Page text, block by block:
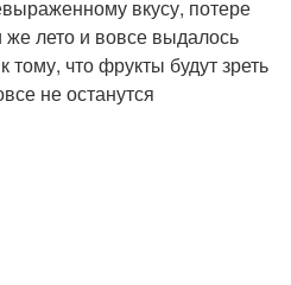
вкусу, потере
лето и вовсе выдалось
тому, что фрукты будут зреть
не останутся